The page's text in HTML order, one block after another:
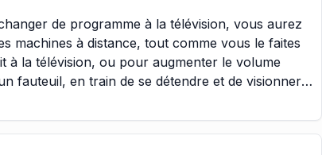
de programme à la télévision, vous aurez
machines à distance, tout comme vous le faites
à la télévision, ou pour augmenter le volume
fauteuil, en train de se détendre et de visionner
appareil électrique, tout comme cela a été le cas,
de les manipuler à distance.